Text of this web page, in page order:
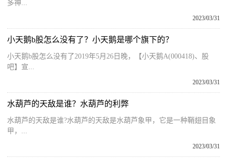
多神...
2023/03/31
小天鹅b股怎么没有了？小天鹅是哪个旗下的？
小天鹅b股怎么没有了2019年5月26日晚，【小天鹅A(000418)、股
吧】宣...
2023/03/31
水葫芦的天敌是谁？水葫芦的利弊
水葫芦的天敌是谁?水葫芦的天敌是水葫芦象甲，它是一种鞘翅目象
甲，...
2023/03/31